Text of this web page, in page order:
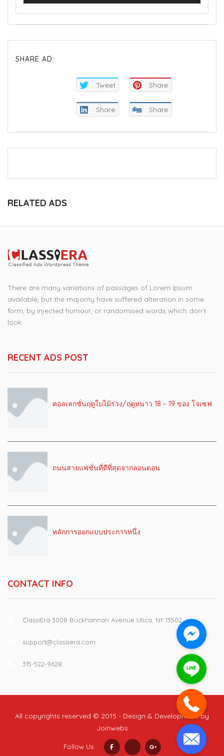
SHARE AD:
Tweet Share
Share Share
RELATED ADS
There are many variations of passages of Lorem Ipsum
available, but the majority have suffered alteration in some
form, by injected humour, or randomised words which don't
look.
RECENT ADS POST
คอลเลกชั่นฤดูใบไม้ร่วง/ฤดูหนาว 18 – 19 ของ โจเซฟ
ถนนสายแฟชั่นที่ดีที่สุดจากลอนดอน
หลักการออกแบบประการหนึ่ง
CONTACT INFO
ClassiEra 3008 Buckhannan Avenue Utica, NY 13502
support@classiera.com
315-522-9628
All copyrights reserved © 2015 - Design & Development by
Joinwebs
Follow Us :